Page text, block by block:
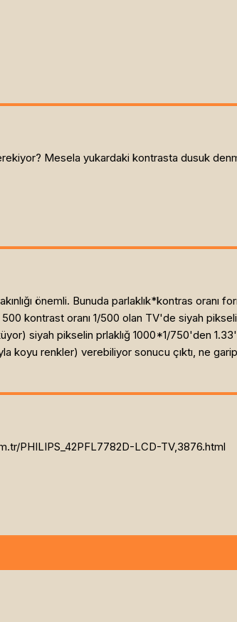
Mesela yukardaki kontrasta dusuk
önemli. Bunuda parlaklık*kontras oranı
kontrast oranı 1/500 olan TV'de siyah
siyah pikselin prlaklığ 1000*1/750'den
koyu renkler) verebiliyor sonucu çıktı, ne
PHILIPS_42PFL7782D-LCD-TV,3876.html